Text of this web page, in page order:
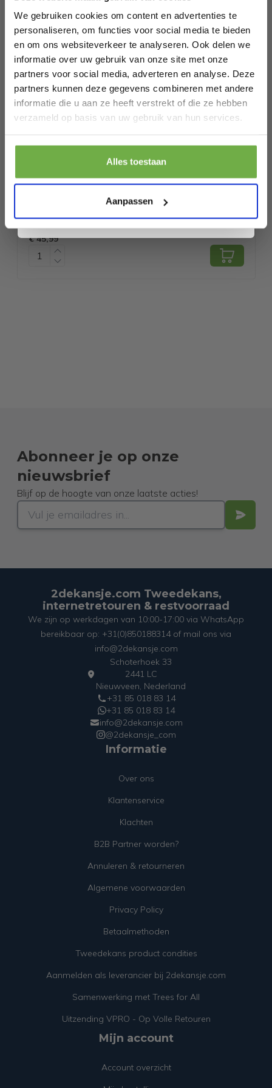
We gebruiken cookies om content en advertenties te
personaliseren, om functies voor social media te bieden
en om ons websiteverkeer te analyseren. Ook delen we
informatie over uw gebruik van onze site met onze
partners voor social media, adverteren en analyse. Deze
partners kunnen deze gegevens combineren met andere
informatie die u aan ze heeft verstrekt of die ze hebben
verzameld op basis van uw gebruik van hun services.
Alles toestaan
Aanpassen
mountainbike!mountainbiker die zijn fiets en outfit wilt
beschermen, ongeacht de weersomstandigheden!
Specificaties
Artikelnummer
K3-BDPR-MHRO
EAN
8720648699696
275339668
Gerelateerde producten
Nextcover geveerde zadelpen voor fiets
zadelstang, schokdemping, geschikt
voor 65-150 kg
€ 59,99
€ 45,99
Abonneer je op onze
nieuwsbrief
Blijf op de hoogte van onze laatste acties!
2dekansje.com Tweedekans,
internetretouren & restvoorraad
We zijn op werkdagen van 10:00-17:00 via WhatsApp
bereikbaar op: +31(0)850188314 of mail ons via
info@2dekansje.com
Schoterhoek 33
2441 LC
Nieuwveen, Nederland
+31 85 018 83 14
+31 85 018 83 14
info@2dekansje.com
@2dekansje_com
Informatie
Over ons
Klantenservice
Klachten
B2B Partner worden?
Annuleren & retourneren
Algemene voorwaarden
Privacy Policy
Betaalmethoden
Tweedekans product condities
Aanmelden als leverancier bij 2dekansje.com
Samenwerking met Trees for All
Uitzending VPRO - Op Volle Retouren
Mijn account
Account overzicht
kortingen tot wel 70%.
Laat ons weten wanneer je jarig bent
Pak € 5,- korting
. Je kunt je op elk moment weer afmelden.